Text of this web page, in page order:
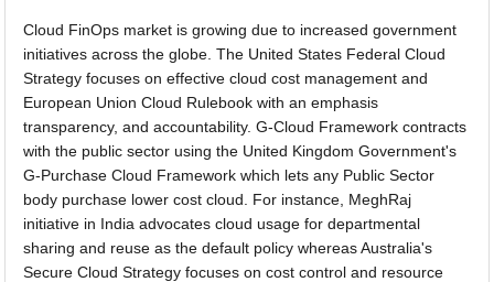
Cloud FinOps market is growing due to increased government
initiatives across the globe. The United States Federal Cloud
Strategy focuses on effective cloud cost management and
European Union Cloud Rulebook with an emphasis
transparency, and accountability. G-Cloud Framework contracts
with the public sector using the United Kingdom Government's
G-Purchase Cloud Framework which lets any Public Sector
body purchase lower cost cloud. For instance, MeghRaj
initiative in India advocates cloud usage for departmental
sharing and reuse as the default policy whereas Australia's
Secure Cloud Strategy focuses on cost control and resource